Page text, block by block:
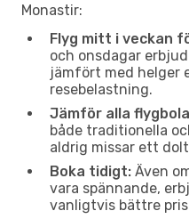
Monastir:
Flyg mitt i veckan
och onsdagar
jämfört med helger
resebelastning.
Jämför alla
både traditionella
aldrig missar ett
Boka tidigt: Även
vara spännande,
vanligtvis bättre